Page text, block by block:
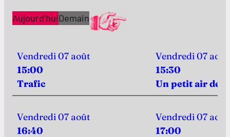
Aujourd’huiDemain
Vendredi 07 août
15:00
Trafic
Vendredi 07 août
15:30
Un petit air de
Vendredi 07 août
16:40
Vendredi 07 août
17:00